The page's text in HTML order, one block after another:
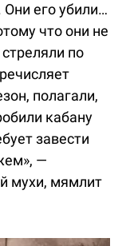
его убили…
что они не
по
полагали,
кабану
завести
—
мухи, мямлит